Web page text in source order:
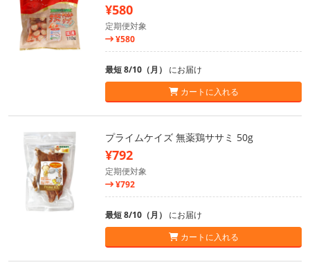
¥580
定期便対象
¥580
最短 8/10（月） にお届け
カートに入れる
プライムケイズ 無薬鶏ササミ 50g
¥792
定期便対象
¥792
最短 8/10（月） にお届け
カートに入れる